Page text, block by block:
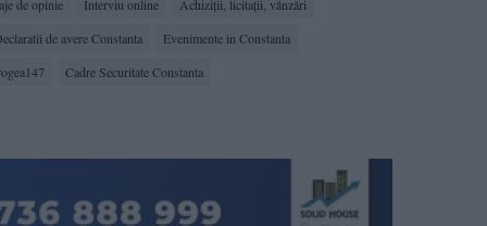
de opinie Interviu online
Achiziții, licitații, vânzări
de avere Constanta
Evenimente in Constanta
Cadre Securitate Constanta